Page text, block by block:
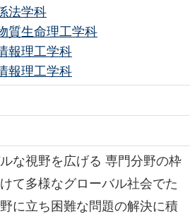
法学科
質生命理工学科
報理工学科
報理工学科
な視野を広げる 専門分野の枠
て多様なグローバル社会でた
に立ち困難な問題の解決に積